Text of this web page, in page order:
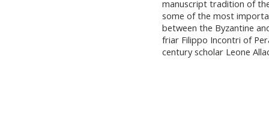
manuscript tradition of
some of the most
between the Byzantine
friar Filippo Incontri of
century scholar Leone